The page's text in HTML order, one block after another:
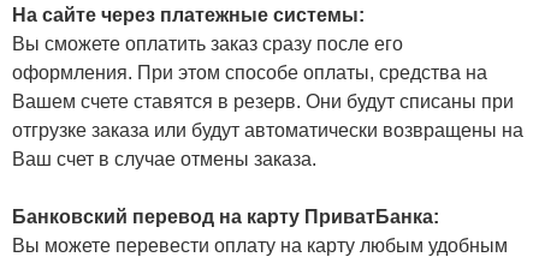
На сайте через платежные системы:
Вы сможете оплатить заказ сразу после его
оформления. При этом способе оплаты, средства на
Вашем счете ставятся в резерв. Они будут списаны при
отгрузке заказа или будут автоматически возвращены на
Ваш счет в случае отмены заказа.
Банковский перевод на карту ПриватБанка:
Вы можете перевести оплату на карту любым удобным